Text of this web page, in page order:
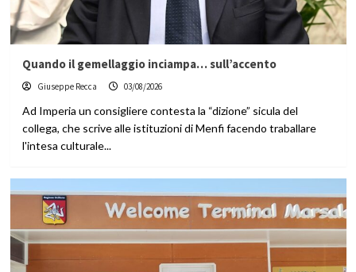
Quando il gemellaggio inciampa… sull’accento
Giuseppe Recca 03/08/2026
Ad Imperia un consigliere contesta la “dizione” sicula del
collega, che scrive alle istituzioni di Menfi facendo traballare
l'intesa culturale...